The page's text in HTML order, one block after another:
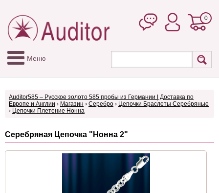
0
Меню
Auditor585 – Русское золото 585 пробы из Германии | Доставка по
Европе и Англии › Магазин › Серебро › Цепочки Браслеты Серебряные
› Цепочки Плетение Нонна
Серебряная Цепочка "Нонна 2"